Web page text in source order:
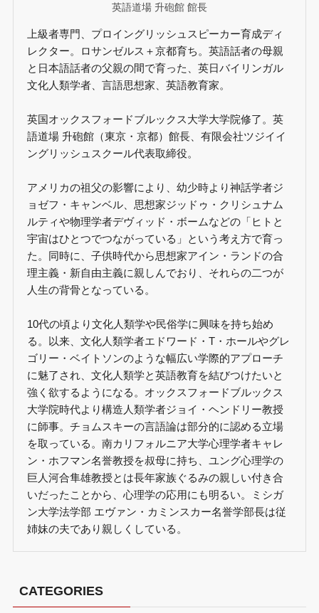
英語道場 升砲館 館長
上級者専門、プロイングリッシュスピーカー育成ディ
レクター。ロサンゼルス＋京都育ち。英語話者の母親
と日本語話者の父親の間で育った、英日バイリンガル
文化人類学者、言語思想家、英語教育家。
英国オックスフォードブルックス大学大学院修了。英
語道場 升砲館（東京・京都）館長、有限会社ツジイイ
ングリッシュスクール代表取締役。
アメリカの祖父の影響により、幼少時より神話学者ジ
ョゼフ・キャンベル、思想家ジッドゥ・クリシュナム
ルティや物理学者デヴィッド・ボームなどの「ヒトと
宇宙はひとつでつながっている」という考え方で育っ
た。同時に、子供時代から思想家アイン・ランドの合
理主義・新自由主義に親しんでおり、それらの二つが
人生の背骨となっている。
10代の頃より文化人類学や民俗学に興味を持ち始め
る。以来、文化人類学者エドワード・T・ホールやグレ
ゴリー・ベイトソンのような幅広い学際的アプローチ
に魅了され、文化人類学と英語教育を結びつけたいと
強く欲するようになる。オックスフォードブルックス
大学院時代より構造人類学者ジョイ・ヘンドリー教授
に師事。チョムスキーの言語論は部分的に認める立場
を取っている。南カリフォルニア大学心理学者キャレ
ン・ホフマン名誉教授を叔母に持ち、ユング心理学の
巨人河合隼雄教授とは長年家族ぐるみの親しい付き合
いだったことから、心理学の応用にも明るい。ミシガ
ン大学法学部 エヴァン・カミンスカー名誉学部長は従
姉妹の夫であり親しくしている。
CATEGORIES